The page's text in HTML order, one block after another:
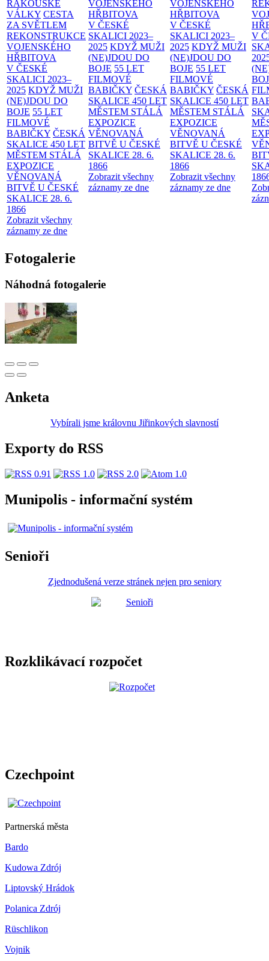
RAKOUSKÉ
VÁLKY CESTA
ZA SVĚTLEM
REKONSTRUKCE
VOJENSKÉHO
HŘBITOVA
V ČESKÉ
SKALICI 2023–
2025 KDYŽ MUŽI
(NE)JDOU DO
BOJE 55 LET
FILMOVÉ
BABIČKY ČESKÁ
SKALICE 450 LET
MĚSTEM STÁLÁ
EXPOZICE
VĚNOVANÁ
BITVĚ U ČESKÉ
SKALICE 28. 6.
1866
Zobrazit všechny
záznamy ze dne
VOJENSKÉHO
HŘBITOVA
V ČESKÉ
SKALICI 2023–
2025 KDYŽ MUŽI
(NE)JDOU DO
BOJE 55 LET
FILMOVÉ
BABIČKY ČESKÁ
SKALICE 450 LET
MĚSTEM STÁLÁ
EXPOZICE
VĚNOVANÁ
BITVĚ U ČESKÉ
SKALICE 28. 6.
1866
Zobrazit všechny
záznamy ze dne
VOJENSKÉHO
HŘBITOVA
V ČESKÉ
SKALICI 2023–
2025 KDYŽ MUŽI
(NE)JDOU DO
BOJE 55 LET
FILMOVÉ
BABIČKY ČESKÁ
SKALICE 450 LET
MĚSTEM STÁLÁ
EXPOZICE
VĚNOVANÁ
BITVĚ U ČESKÉ
SKALICE 28. 6.
1866
Zobrazit všechny
záznamy ze dne
V
Fotogalerie
Náhodná fotogalerie
Anketa
Vybírali jsme královnu Jiřinkových slavností
Exporty do RSS
Munipolis - informační systém
Senioři
Zjednodušená verze stránek nejen pro seniory
Rozklikávací rozpočet
Czechpoint
Partnerská města
Bardo
Kudowa Zdrój
Liptovský Hrádok
Polanica Zdrój
Rüschlikon
Vojnik